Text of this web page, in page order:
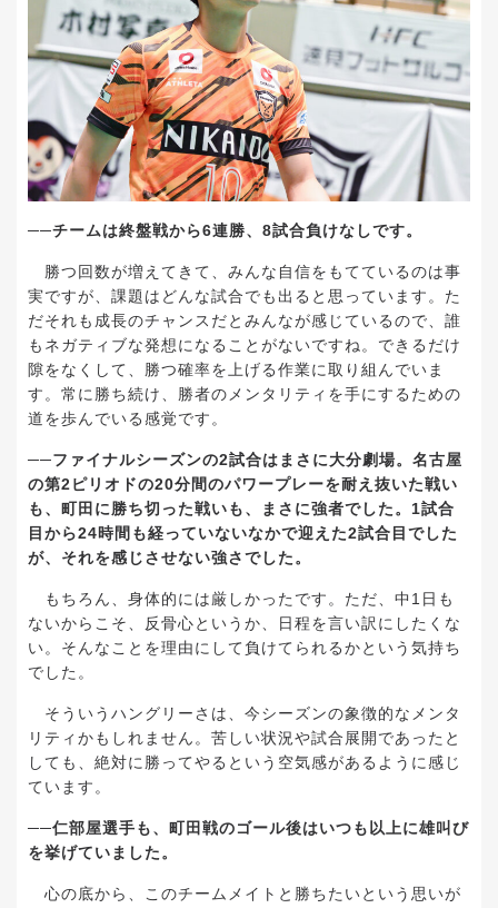
──チームは終盤戦から6連勝、 8試合負けなしです。
勝つ回数が増えてきて、みんな自信をもてているのは事
実ですが、課題はどんな試合でも出ると思っています。た
だそれも成長のチャンスだとみんなが感じているので、誰
もネガティブな発想になることがないですね。できるだけ
隙をなくして、勝つ確率を上げる作業に取り組んでいま
す。常に勝ち続け、勝者のメンタリティを手にするための
道を歩んでいる感覚です。
──ファイナルシーズンの2試合はまさに大分劇場。名古屋
の第2ピリオドの20分間のパワープレーを耐え抜いた戦い
も、町田に勝ち切った戦いも、まさに強者でした。 1試合
目から24時間も経っていないなかで迎えた2試合目でした
が、それを感じさせない強さでした。
もちろん、身体的には厳しかったです。ただ、中 1 日も
ないからこそ、反骨心というか、日程を言い訳にしたくな
い。そんなことを理由にして負けてられるかという気持ち
でした。
そういうハングリーさは、今シーズンの象徴的なメンタ
リティかもしれません。苦しい状況や試合展開であったと
しても、絶対に勝ってやるという空気感があるように感じ
ています。
──仁部屋選手も、町田戦のゴール後はいつも以上に雄叫び
を挙げていました。
心の底から、このチームメイトと勝ちたいという思いが